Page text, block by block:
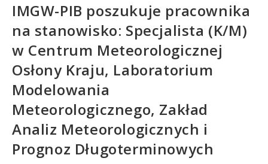
IMGW-PIB poszukuje pracownika
na stanowisko: Specjalista (K/M)
w Centrum Meteorologicznej
Osłony Kraju, Laboratorium
Modelowania
Meteorologicznego, Zakład
Analiz Meteorologicznych i
Prognoz Długoterminowych